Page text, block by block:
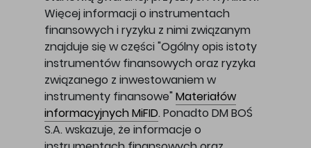
Więcej informacji o instrumentach
finansowych i ryzyku z nimi związanym
znajduje się w części "Ogólny opis istoty
instrumentów finansowych oraz ryzyka
związanego z inwestowaniem w
instrumenty finansowe" Materiałów
informacyjnych MiFID. Ponadto DM BOŚ
S.A. wskazuje, że informacje o